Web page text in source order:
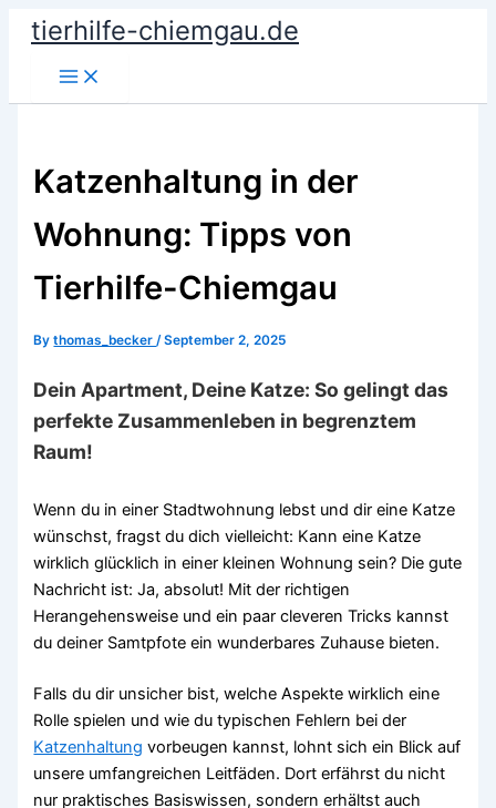
Skip
content
tierhilfe-chiemgau.de
Main
Menu
Katzenhaltung in der
Wohnung: Tipps von
Tierhilfe-Chiemgau
Bythomas_becker/September 2, 2025
Dein Apartment, Deine Katze: So gelingt das
perfekte Zusammenleben in begrenztem
Raum!
Wenn du in einer Stadtwohnung lebst und dir eine Katze
wünschst, fragst du dich vielleicht: Kann eine Katze
wirklich glücklich in einer kleinen Wohnung sein? Die gute
Nachricht ist: Ja, absolut! Mit der richtigen
Herangehensweise und ein paar cleveren Tricks kannst
du deiner Samtpfote ein wunderbares Zuhause bieten.
Falls du dir unsicher bist, welche Aspekte wirklich eine
Rolle spielen und wie du typischen Fehlern bei der
Katzenhaltung vorbeugen kannst, lohnt sich ein Blick auf
unsere umfangreichen Leitfäden. Dort erfährst du nicht
nur praktisches Basiswissen, sondern erhältst auch